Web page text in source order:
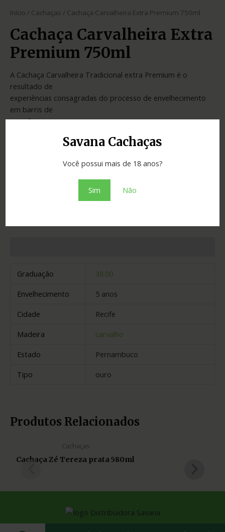
Savana Cachaças
Você possui mais de 18 anos?
Sim Não
Início / Cachaças / Cachaça Carvalheira Extra Premium 750ml
Cachaça Carvalheira Extra
Premium 750ml
A Cachaça Carvalheira Tradicional extra Premium é o
resultado de
experiências consagradas do processo de envelhecimento
em barris de
carvalho.
3fe94a002317 Categoria:Cachaças
Adicionar ao orçamento
Graduação
38.00
Envelhecimento
5 anos
Cidade
Recife
Madeira
carvalho
Estado
Pernambuco
Tipo
ouro
Produtos Relacionados
Cachaças
Cachaça Zé Tereza prata 580ml